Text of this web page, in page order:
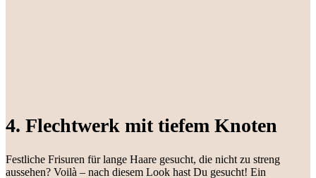
4. Flechtwerk mit tiefem Knoten
Festliche Frisuren für lange Haare gesucht, die nicht zu streng
aussehen? Voilà – nach diesem Look hast Du gesucht! Ein